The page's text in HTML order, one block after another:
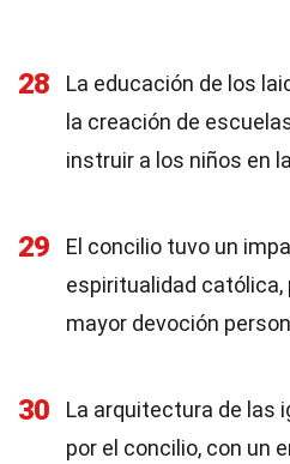
28
La educación de los
la creación de
instruir a los niños en
29
El concilio tuvo un
espiritualidad católica,
mayor devoción
30
La arquitectura de las
por el concilio, con un